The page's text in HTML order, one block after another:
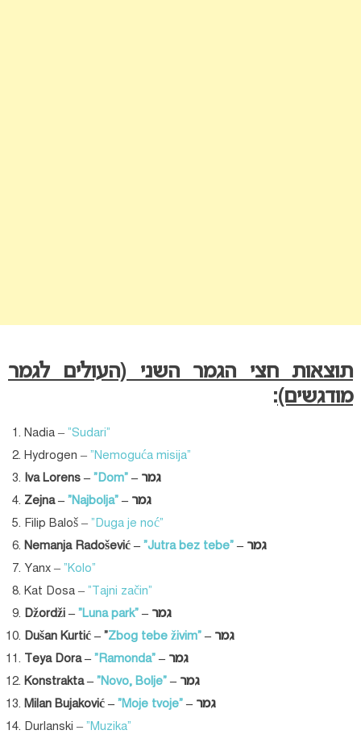
תוצאות חצי הגמר השני (העולים לגמר
מודגשים):
Nadia – “Sudari”
Hydrogen – “Nemoguća misija”
Iva Lorens – “Dom”
– גמר
Zejna – “Najbolja”
– גמר
Filip Baloš – “Duga je noć”
Nemanja Radošević – “Jutra bez tebe”
– גמר
Yanx – “Kolo”
Kat Dosa – “Tajni začin”
Džordži – “Luna park”
– גמר
Dušan Kurtić – “Zbog tebe živim”
– גמר
Teya Dora – “Ramonda”
– גמר
Konstrakta – “Novo, Bolje”
– גמר
Milan Bujaković – “Moje tvoje”
– גמר
Durlanski – “Muzika”